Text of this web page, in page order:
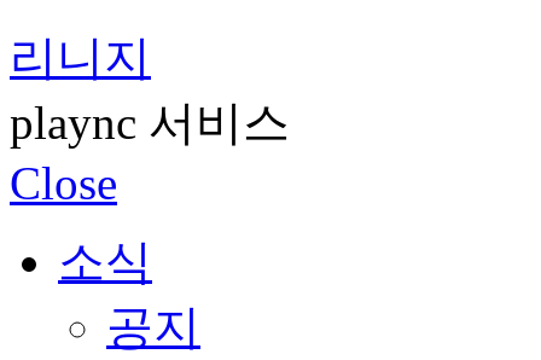
리니지
plaync 서비스
Close
소식
공지